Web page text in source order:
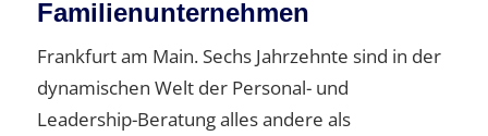
Familienunternehmen
Frankfurt am Main. Sechs Jahrzehnte sind in der
dynamischen Welt der Personal- und
Leadership-Beratung alles andere als